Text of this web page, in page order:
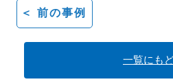
＜ 前の事例
一覧にも